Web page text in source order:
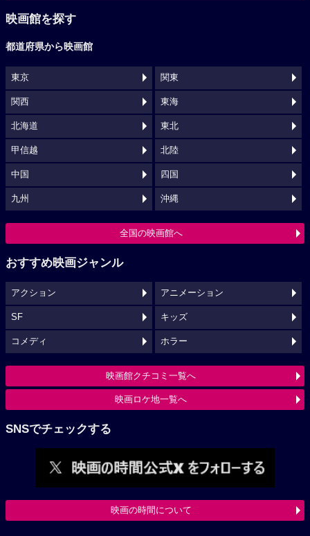
映画館を探す
都道府県から映画館
東京 関東
関西 東海
北海道 東北
甲信越 北陸
中国 四国
九州 沖縄
全国の映画館へ
おすすめ映画ジャンル
アクション アニメーション
SF キッズ
コメディ ホラー
映画館クチコミ一覧へ
映画ロケ地一覧へ
SNSでチェックする
映画の時間について